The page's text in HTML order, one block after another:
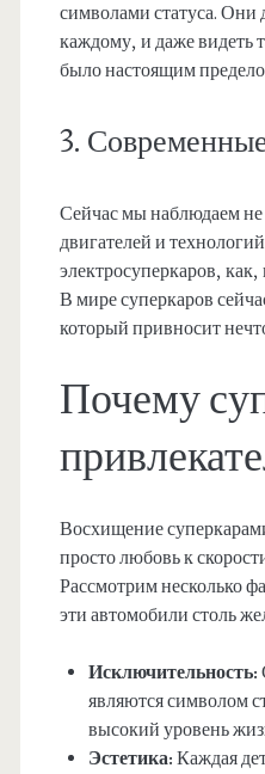
символами статуса.
каждому, и даже видеть
было настоящим
3.
Сейчас мы наблюдаем
двигателей и
электросуперкаров,
В мире суперкаров
который привносит
Почему
Восхищение
просто любовь к
Рассмотрим несколько
эти автомобили столь
Исключительность:
являются символом
высокий уровень
Эстетика: Каждая